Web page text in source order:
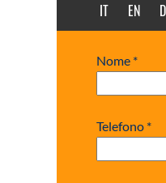
IT EN
Nome *
Telefono *